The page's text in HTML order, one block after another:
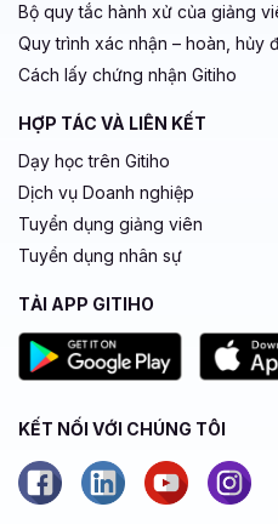
Bộ quy tắc hành xử của giảng
Quy trình xác nhận – hoàn, hủy
Cách lấy chứng nhận Gitiho
HỢP TÁC VÀ LIÊN KẾT
Dạy học trên Gitiho
Dịch vụ Doanh nghiệp
Tuyển dụng giảng viên
Tuyển dụng nhân sự
TẢI APP GITIHO
KẾT NỐI VỚI CHÚNG TÔI